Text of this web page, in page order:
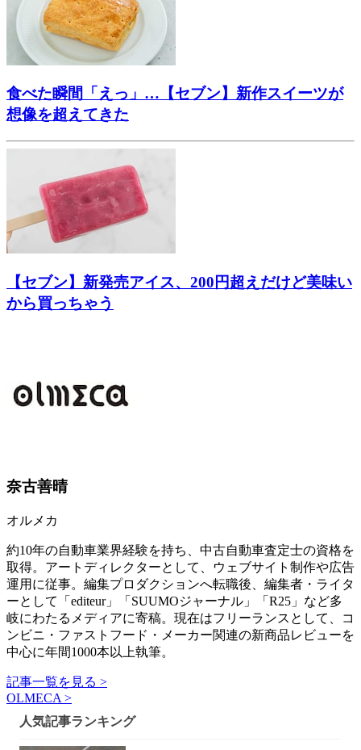
食べた瞬間「えっ」…【セブン】新作スイーツが
想像を超えてきた
【セブン】新発売アイス、200円超えだけど美味い
から買っちゃう
奈古善晴
オルメカ
約10年の自動車業界経験を持ち、中古自動車査定士の資格を
取得。アートディレクターとして、ウェブサイト制作や広告
運用に従事。編集プロダクションへ転職後、編集者・ライタ
ーとして「editeur」「SUUMOジャーナル」「R25」など多
岐にわたるメディアに寄稿。現在はフリーランスとして、コ
ンビニ・ファストフード・メーカー関連の新商品レビューを
中心に年間1000本以上執筆。
記事一覧を見る >
OLMECA >
人気記事ランキング